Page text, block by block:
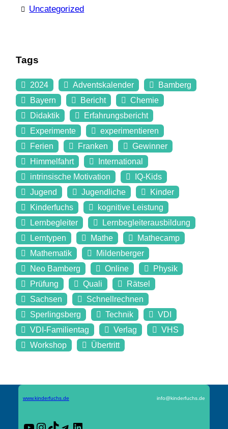
Uncategorized
Tags
2024 Adventskalender
Bamberg
Bayern
Bericht
Chemie
Didaktik
Erfahrungsbericht
Experimente
experimentieren
Ferien
Franken
Gewinner
Himmelfahrt
International
intrinsische Motivation
IQ-Kids
Jugend
Jugendliche
Kinder
Kinderfuchs
kognitive Leistung
Lernbegleiter
Lernbegleiterausbildung
Lerntypen
Mathe
Mathecamp
Mathematik
Mildenberger
Neo Bamberg
Online
Physik
Prüfung
Quali
Rätsel
Sachsen
Schnellrechnen
Sperlingsberg
Technik
VDI
VDI-Familientag
Verlag
VHS
Workshop
Übertritt
www.kinderfuchs.de info@kinderfuchs.de
YouTube
Instagram
TikTok
Telegram
LinkedIn